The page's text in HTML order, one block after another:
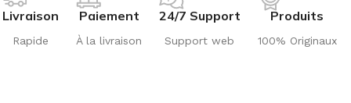
Livraison
Rapide
Paiement
À la livraison
24/7 Support
Support web
Produits
100% Originaux